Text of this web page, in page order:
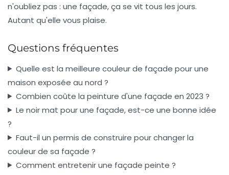
n'oubliez pas : une façade, ça se vit tous les jours.
Autant qu'elle vous plaise.
Questions fréquentes
Quelle est la meilleure couleur de façade pour une
maison exposée au nord ?
Combien coûte la peinture d'une façade en 2023 ?
Le noir mat pour une façade, est-ce une bonne idée
?
Faut-il un permis de construire pour changer la
couleur de sa façade ?
Comment entretenir une façade peinte ?